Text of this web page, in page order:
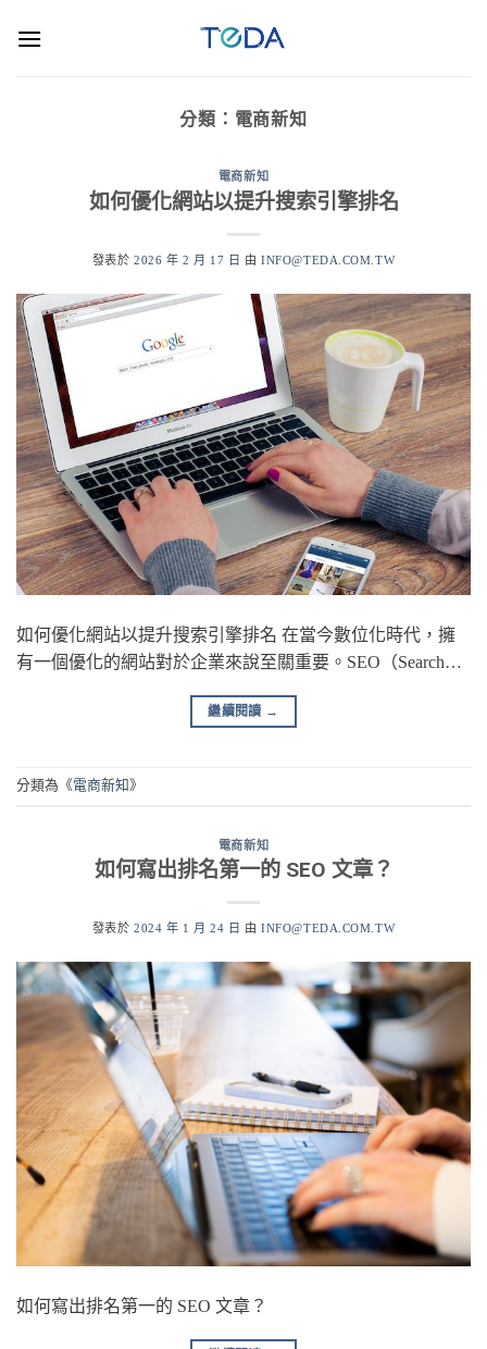
分類： 電商新知
電商新知
如何優化網站以提升搜索引擎排名
發表於2026 年 2 月 17 日 由INFO@TEDA.COM.TW
如何優化網站以提升搜索引擎排名 在當今數位化時代，擁
有一個優化的網站對於企業來說至關重要。SEO（Search…
繼續閱讀 →
分類為《電商新知 》
電商新知
如何寫出排名第一的 SEO 文章？
發表於2024 年 1 月 24 日 由INFO@TEDA.COM.TW
如何寫出排名第一的 SEO 文章？